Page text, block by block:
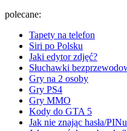
polecane:
Tapety na telefon
Siri po Polsku
Jaki edytor zdjęć?
Słuchawki
Gry na 2 osoby
Gry PS4
Gry MMO
Kody do GTA 5
Jak nie znając hasła/